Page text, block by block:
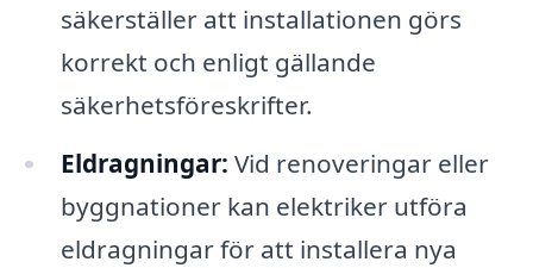
säkerställer att installationen görs
korrekt och enligt gällande
säkerhetsföreskrifter.
Eldragningar: Vid renoveringar eller
byggnationer kan elektriker utföra
eldragningar för att installera nya